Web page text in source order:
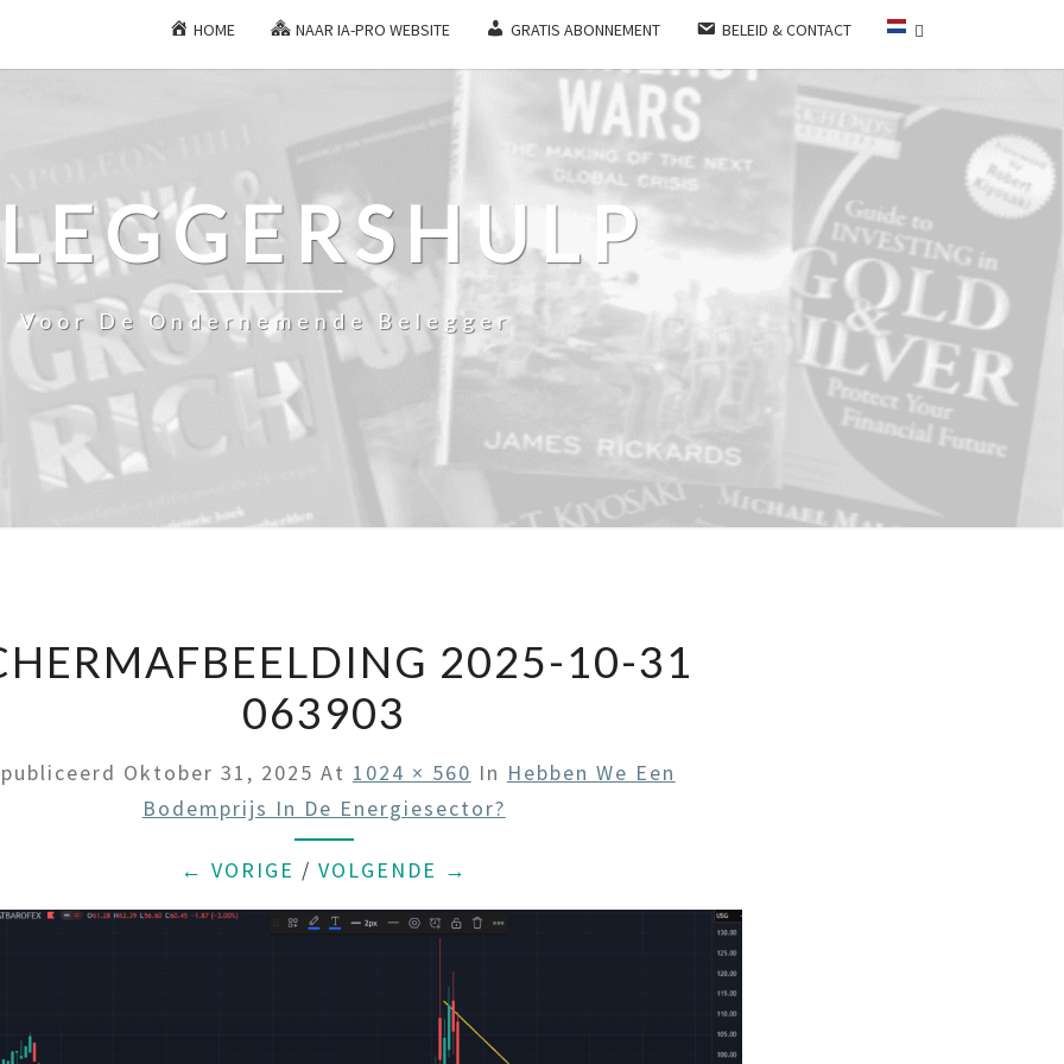
HOME NAAR IA-PRO WEBSITE GRATIS ABONNEMENT BELEID & CONTACT
Voor De Ondernemende Belegger
2025-10-31
063903
Oktober 31, 2025 At 1024 × 560 In Hebben We Een
Bodemprijs In De Energiesector?
← VORIGE / VOLGENDE →